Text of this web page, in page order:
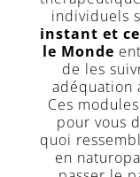
individuels
instant et
le Monde
de les
adéquation
Ces
pour vous
quoi
en